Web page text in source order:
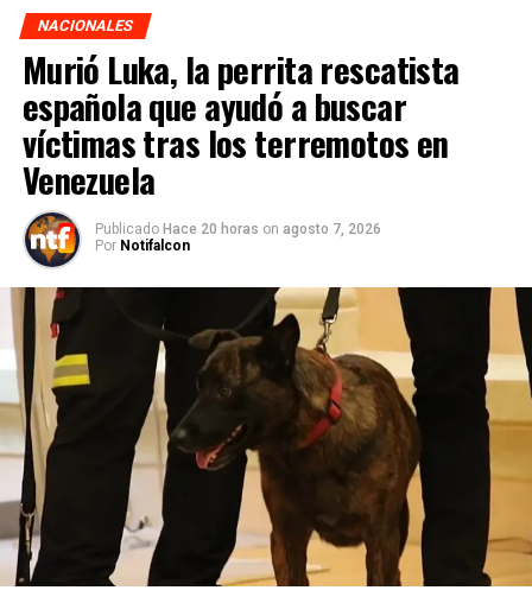
NACIONALES
Murió Luka, la perrita rescatista
española que ayudó a buscar
víctimas tras los terremotos en
Venezuela
Publicado Hace 20 horas on agosto 7, 2026
Por Notifalcon